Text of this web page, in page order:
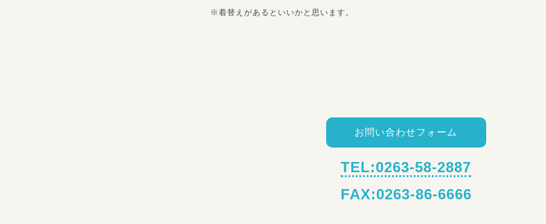
※着替えがあるといいかと思います。
お問い合わせフォーム
TEL:0263-58-2887
FAX:0263-86-6666